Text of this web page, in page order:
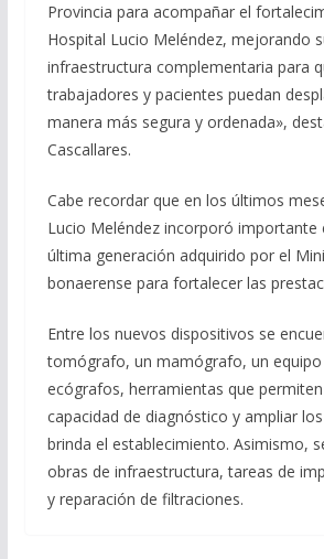
Provincia para acompañar el
Hospital Lucio Meléndez, mejorando
infraestructura complementaria para
trabajadores y pacientes puedan
manera más segura y ordenada»,
Cascallares.
Cabe recordar que en los últimos
Lucio Meléndez incorporó importante
última generación adquirido por el
bonaerense para fortalecer las
Entre los nuevos dispositivos se
tomógrafo, un mamógrafo, un
ecógrafos, herramientas que
capacidad de diagnóstico y ampliar
brinda el establecimiento. Asimismo,
obras de infraestructura, tareas de
y reparación de filtraciones.